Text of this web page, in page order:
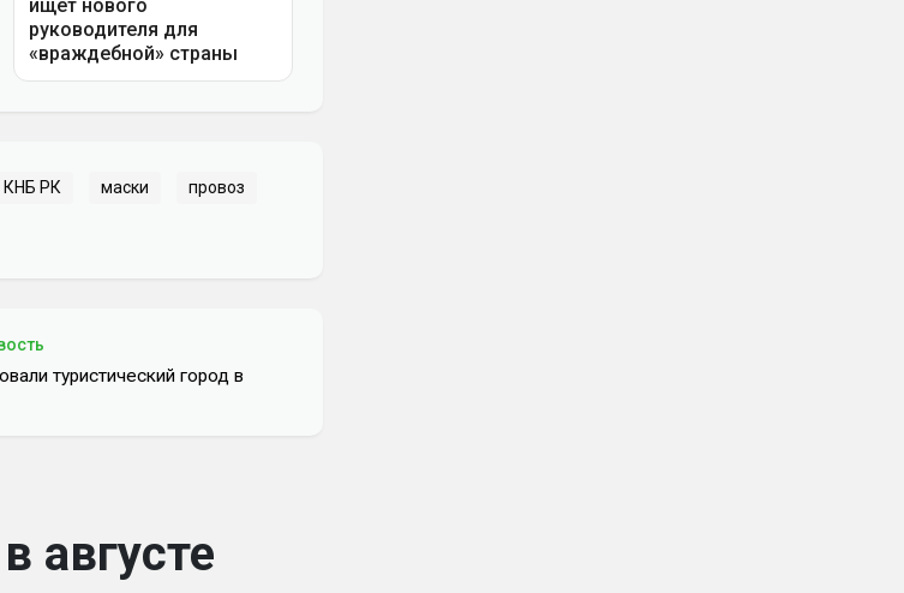
КНБ РК маски провоз
туристический город в
августе